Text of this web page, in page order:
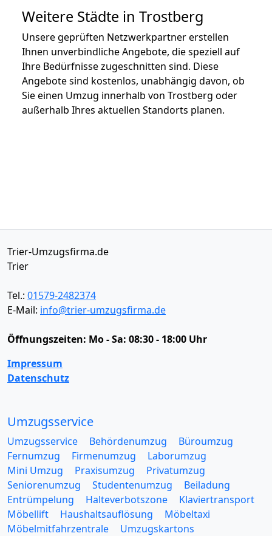
Weitere Städte in Trostberg
Unsere geprüften Netzwerkpartner erstellen
Ihnen unverbindliche Angebote, die speziell auf
Ihre Bedürfnisse zugeschnitten sind. Diese
Angebote sind kostenlos, unabhängig davon, ob
Sie einen Umzug innerhalb von Trostberg oder
außerhalb Ihres aktuellen Standorts planen.
Trier-Umzugsfirma.de
Trier
Tel.: 01579-2482374
E-Mail: info@trier-umzugsfirma.de
Öffnungszeiten: Mo - Sa: 08:30 - 18:00 Uhr
Impressum
Datenschutz
Umzugsservice
Umzugsservice Behördenumzug
Büroumzug
Fernumzug
Firmenumzug
Laborumzug
Mini Umzug
Praxisumzug
Privatumzug
Seniorenumzug
Studentenumzug
Beiladung
Entrümpelung
Halteverbotszone
Klaviertransport
Möbellift
Haushaltsauflösung
Möbeltaxi
Möbelmitfahrzentrale
Umzugskartons